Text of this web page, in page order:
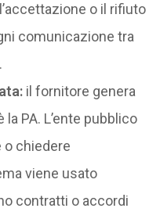
o il rifiuto
comunicazione tra
il fornitore genera
PA. L’ente pubblico
o chiedere
viene usato
contratti o accordi